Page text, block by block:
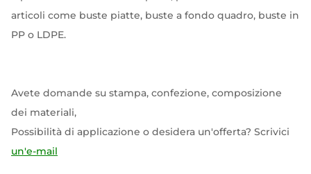
articoli come buste piatte, buste a fondo quadro, buste in
PP o LDPE.
Avete domande su stampa, confezione, composizione
dei materiali,
Possibilità di applicazione o desidera un'offerta? Scrivici
un'e-mail